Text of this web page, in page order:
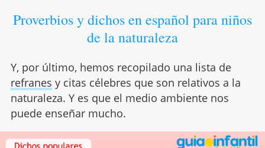
Proverbios y dichos en español para niños
de la naturaleza
Y, por último, hemos recopilado una lista de
refranes y citas célebres que son relativos a la
naturaleza. Y es que el medio ambiente nos
puede enseñar mucho.